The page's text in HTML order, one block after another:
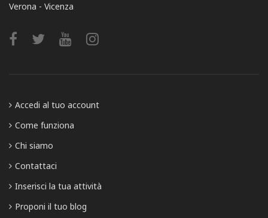
Verona
Vicenza
Accedi al tuo account
Come funziona
Chi siamo
Contattaci
Inserisci la tua attività
Proponi il tuo blog